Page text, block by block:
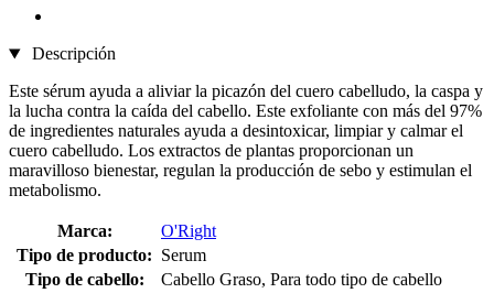
Descripción
Este sérum ayuda a aliviar la picazón del cuero cabelludo, la caspa y
la lucha contra la caída del cabello. Este exfoliante con más del 97%
de ingredientes naturales ayuda a desintoxicar, limpiar y calmar el
cuero cabelludo. Los extractos de plantas proporcionan un
maravilloso bienestar, regulan la producción de sebo y estimulan el
metabolismo.
Marca:
O'Right
Tipo de producto: Serum
Tipo de cabello:
Cabello Graso, Para todo tipo de cabello